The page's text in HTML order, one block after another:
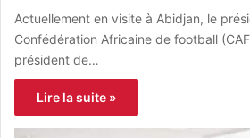
Actuellement en visite à Abidjan, le
Confédération Africaine de football
président de…
Lire la suite »